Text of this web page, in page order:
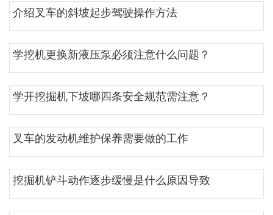
介绍叉车的斜坡起步驾驶操作方法
学挖机更换新液压泵必须注意什么问题？
学开挖掘机下坡哪四条安全规范需注意？
叉车的发动机维护保养需要做的工作
挖掘机铲斗动作逐步缓慢是什么原因导致